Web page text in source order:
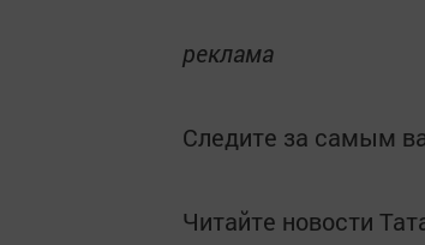
реклама
Следите за самым
Читайте новости